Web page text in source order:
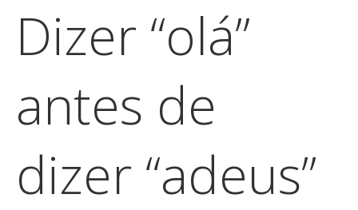
Dizer “olá”
antes de
dizer “adeus”